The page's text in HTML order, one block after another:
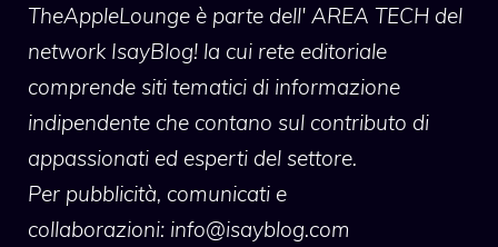
TheAppleLounge è parte dell' AREA TECH del
network IsayBlog! la cui rete editoriale
comprende siti tematici di informazione
indipendente che contano sul contributo di
appassionati ed esperti del settore.
Per pubblicità, comunicati e
collaborazioni: info@isayblog.com